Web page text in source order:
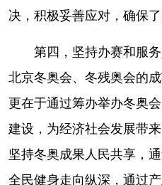
决，积极妥善应对，确保
第四，坚持办赛和服务
北京冬奥会、冬残奥会的
更在于通过筹办举办冬奥
建设，为经济社会发展带
坚持冬奥成果人民共享，
全民健身走向纵深，通过